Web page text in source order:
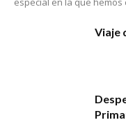
Viaje